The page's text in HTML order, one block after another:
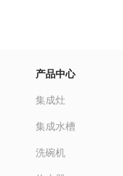
产品中心
集成灶
集成水槽
洗碗机